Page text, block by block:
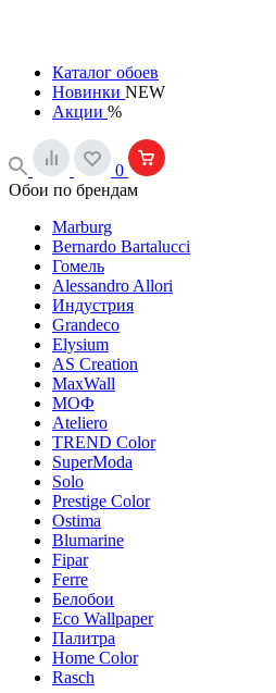
Каталог обоев
Новинки NEW
Акции %
0
Обои по брендам
Marburg
Bernardo Bartalucci
Гомель
Alessandro Allori
Индустрия
Grandeco
Elysium
AS Creation
MaxWall
МОФ
Ateliero
TREND Color
SuperModa
Solo
Prestige Color
Ostima
Blumarine
Fipar
Ferre
Белобои
Eco Wallpaper
Палитра
Home Color
Rasch